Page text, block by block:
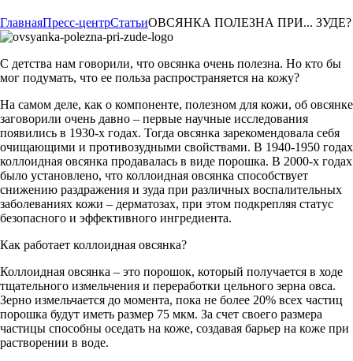
ГлавнаяПресс-центрСтатьиОВСЯНКА ПОЛЕЗНА ПРИ... ЗУДЕ?
С детства нам говорили, что овсянка очень полезна. Но кто бы
мог подумать, что ее польза распространяется на кожу?
На самом деле, как о компоненте, полезном для кожи, об овсянке
заговорили очень давно – первые научные исследования
появились в 1930-х годах. Тогда овсянка зарекомендовала себя
очищающими и противозудными свойствами. В 1940-1950 годах
коллоидная овсянка продавалась в виде порошка. В 2000-х годах
было установлено, что коллоидная овсянка способствует
снижению раздражения и зуда при различных воспалительных
заболеваниях кожи – дерматозах, при этом подкрепляя статус
безопасного и эффективного ингредиента.
Как работает коллоидная овсянка?
Коллоидная овсянка – это порошок, который получается в ходе
тщательного измельчения и переработки цельного зерна овса.
Зерно измельчается до момента, пока не более 20% всех частиц
порошка будут иметь размер 75 мкм. За счет своего размера
частицы способны оседать на коже, создавая барьер на коже при
растворении в воде.